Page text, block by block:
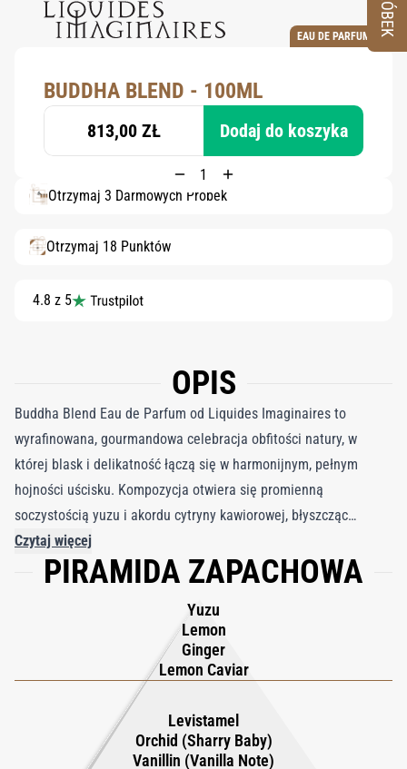
EAU DE PARFUM
BUDDHA BLEND - 100ML
813,00 ZŁ Dodaj do koszyka
Otrzymaj 3 Darmowych Próbek
Otrzymaj 18 Punktów
4.8 z 5
OPIS
Buddha Blend Eau de Parfum od Liquides Imaginaires to
wyrafinowana, gourmandowa celebracja obfitości natury, w
której blask i delikatność łączą się w harmonijnym, pełnym
hojności uścisku. Kompozycja otwiera się promienną
soczystością yuzu i akordu cytryny kawiorowej, błyszcząc
energią świeżych cytrusów z pikantnym akcentem imbiru. W
sercu odkrywa się świetlisty koktajl, w którym kremowa gładkość
orchidei Sharry Baby i subtelną słodyczą waniliny pochodzącej z
recyklingowanego ryżu. Całość emanuje ciepłem i komfortem,
nie przytłaczając, osiągając delikatną równowagę między
bogactwem a lekkością. W bazie pieczona wenezuelska fasolka
tonka dodaje głębi i uwodzicielskiego charakteru, podczas gdy
indyjski wetiwer wprowadza ziemistą strukturę. Georgywood i
Czytaj więcej
PIRAMIDA ZAPACHOWA
Yuzu
Lemon
Ginger
Lemon Caviar
Levistamel
Orchid (Sharry Baby)
Vanillin (Vanilla Note)